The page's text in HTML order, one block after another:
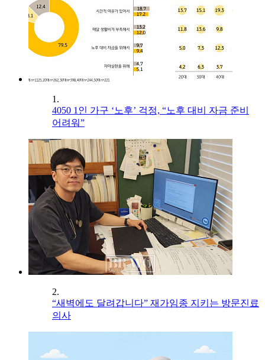
1.
4050 1인 가구 ‘노후’ 걱정, “노후 대비 자금 준비
어려워”
2.
“새벽에도 달려갑니다” 재가임종 지키는 방문진료
의사